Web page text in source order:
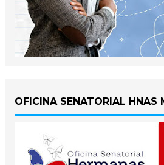
OFICINA SENATORIAL HNAS